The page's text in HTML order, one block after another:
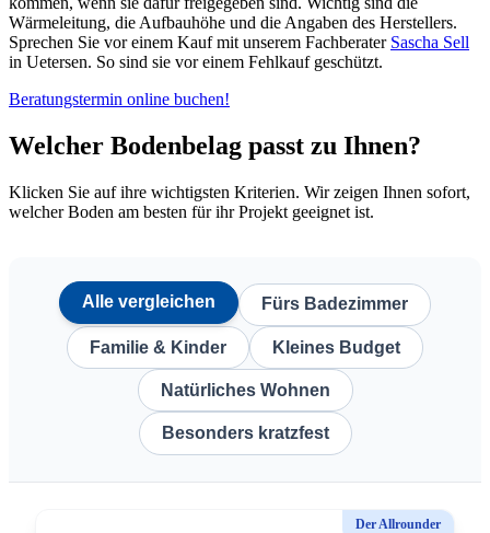
Wärmeleitung, die Aufbauhöhe und die Angaben des Herstellers.
Sprechen Sie vor einem Kauf mit unserem Fachberater Sascha Sell
in Uetersen. So sind sie vor einem Fehlkauf geschützt.
Beratungstermin online buchen!
Welcher Bodenbelag passt zu Ihnen?
Klicken Sie auf ihre wichtigsten Kriterien. Wir zeigen Ihnen sofort,
welcher Boden am besten für ihr Projekt geeignet ist.
Alle vergleichen Fürs Badezimmer
Familie & Kinder Kleines Budget
Natürliches Wohnen
Besonders kratzfest
Der Allrounder